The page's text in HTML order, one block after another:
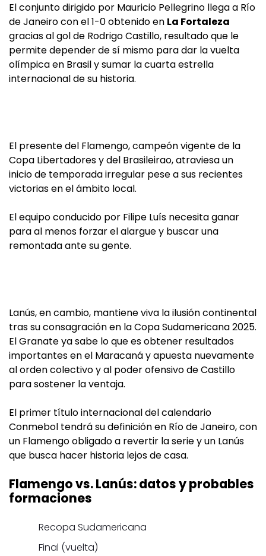
El conjunto dirigido por Mauricio Pellegrino llega a Río
de Janeiro con el 1-0 obtenido en La Fortaleza
gracias al gol de Rodrigo Castillo, resultado que le
permite depender de sí mismo para dar la vuelta
olímpica en Brasil y sumar la cuarta estrella
internacional de su historia.
El presente del Flamengo, campeón vigente de la
Copa Libertadores y del Brasileirao, atraviesa un
inicio de temporada irregular pese a sus recientes
victorias en el ámbito local.
El equipo conducido por Filipe Luís necesita ganar
para al menos forzar el alargue y buscar una
remontada ante su gente.
Lanús, en cambio, mantiene viva la ilusión continental
tras su consagración en la Copa Sudamericana 2025.
El Granate ya sabe lo que es obtener resultados
importantes en el Maracaná y apuesta nuevamente
al orden colectivo y al poder ofensivo de Castillo
para sostener la ventaja.
El primer título internacional del calendario
Conmebol tendrá su definición en Río de Janeiro, con
un Flamengo obligado a revertir la serie y un Lanús
que busca hacer historia lejos de casa.
Flamengo vs. Lanús: datos y probables
formaciones
Recopa Sudamericana
Final (vuelta)